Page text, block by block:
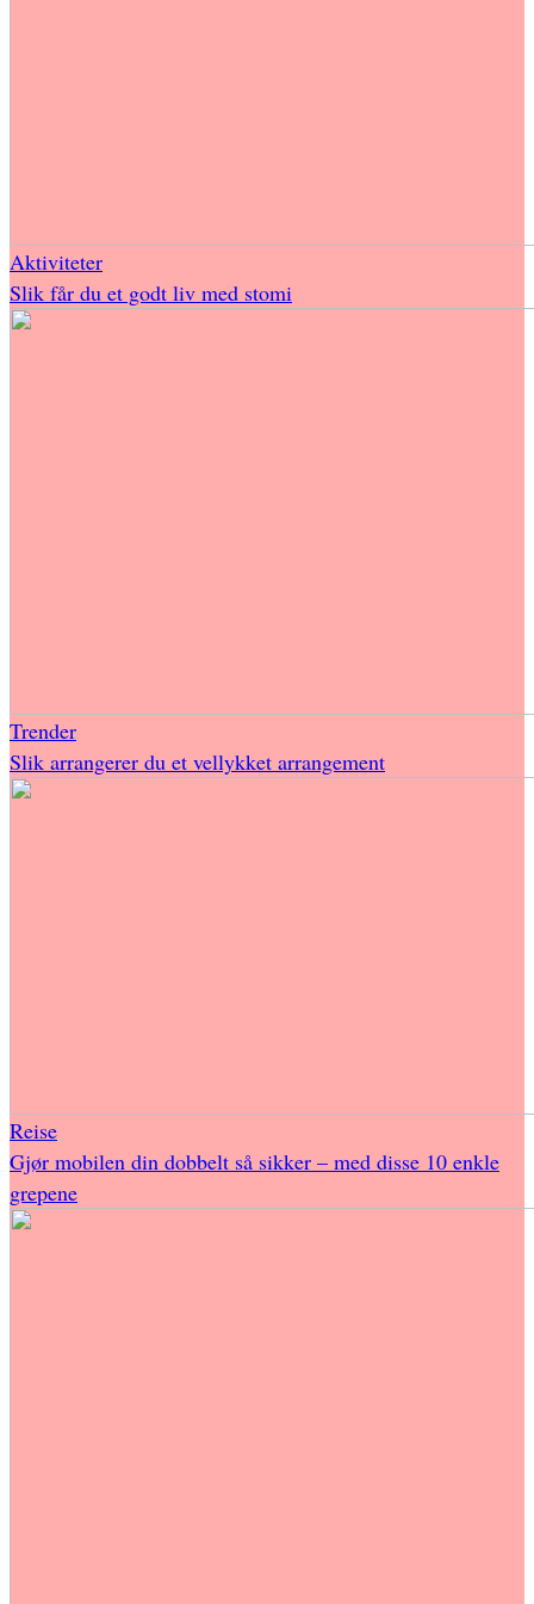
Aktiviteter
Slik får du et godt liv med stomi
Trender
Slik arrangerer du et vellykket arrangement
Reise
Gjør mobilen din dobbelt så sikker – med disse 10 enkle
grepene